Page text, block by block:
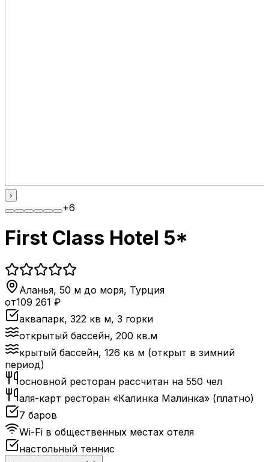
›
+6
First Class Hotel 5*
Аланья, 50 м до моря, Турция
от109 261 ₽
аквапарк, 322 кв м, 3 горки
открытый бассейн, 200 кв.м
крытый бассейн, 126 кв м (открыт в зимний
период)
основной ресторан рассчитан на 550 чел
аля-карт ресторан «Калинка Малинка» (платно)
7 баров
Wi-Fi в общественных местах отеля
настольный теннис